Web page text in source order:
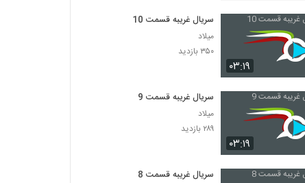
۰۳:۱۹
سریال غریبه قسمت 10
میلاد
۳۵۰ بازدید
۰۳:۱۹
سریال غریبه قسمت 9
میلاد
۲۸۹ بازدید
سریال غریبه قسمت 8